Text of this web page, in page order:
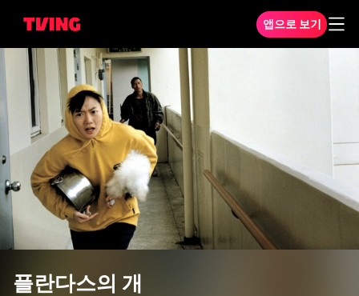
앱으로 보기
플란다스의 개
플란다스의 개